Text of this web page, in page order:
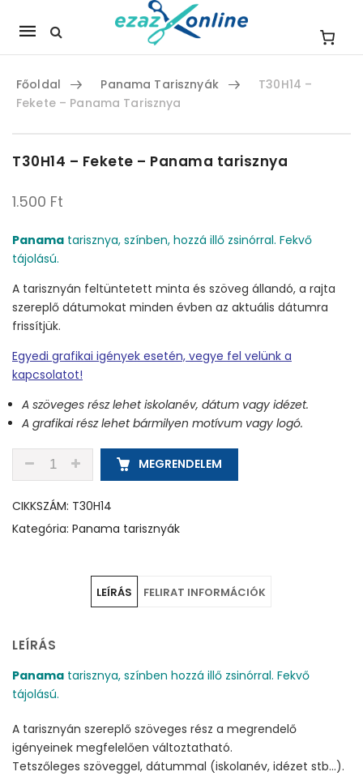
Mobile
navigation
Főoldal Panama Tarisznyák
T30H14 –
Fekete – Panama Tarisznya
T30H14 – Fekete – Panama tarisznya
1.500 Ft
Panama tarisznya, színben, hozzá illő zsinórral. Fekvő
tájolású.
A tarisznyán feltüntetett minta és szöveg állandó, a rajta
szereplő dátumokat minden évben az aktuális dátumra
frissítjük.
Egyedi grafikai igények esetén, vegye fel velünk a
kapcsolatot!
A szöveges rész lehet iskolanév, dátum vagy idézet.
A grafikai rész lehet bármilyen motívum vagy logó.
T30H14 - FEKETE - PANAMA TARISZNYA MENNYISÉG
MEGRENDELEM
CIKKSZÁM: T30H14
Kategória: Panama tarisznyák
LEÍRÁS FELIRAT INFORMÁCIÓK
LEÍRÁS
Panama tarisznya, színben hozzá illő zsinórral. Fekvő
tájolású.
A tarisznyán szereplő szöveges rész a megrendelő
igényeinek megfelelően változtatható.
Tetszőleges szöveggel, dátummal (iskolanév, idézet stb…).